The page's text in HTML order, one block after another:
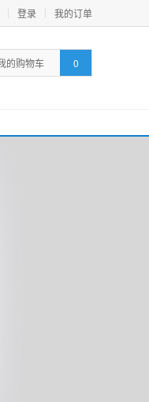
登录 我的订单
的购物车 0